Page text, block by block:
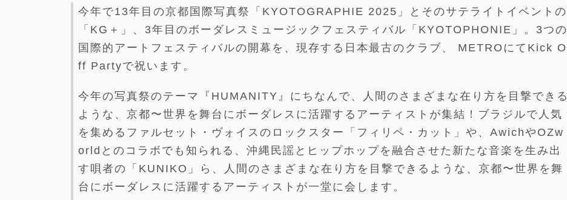
今年で13年目の京都国際写真祭「KYOTOGRAPHIE 2025」とそのサテライトイベントの
「KG＋」、3年目のボーダレスミュージックフェスティバル「KYOTOPHONIE」。3つの
国際的アートフェスティバルの開幕を、現存する日本最古のクラブ、 METROにてKick O
ff Partyで祝います。
今年の写真祭のテーマ『HUMANITY』にちなんで、人間のさまざまな在り方を目撃できる
ような、京都〜世界を舞台にボーダレスに活躍するアーティストが集結！ブラジルで人気
を集めるファルセット・ヴォイスのロックスター「フィリペ・カット」や、AwichやOZw
orldとのコラボでも知られる、沖縄民謡とヒップホップを融合させた新たな音楽を生み出
す唄者の「KUNIKO」ら、人間のさまざまな在り方を目撃できるような、京都〜世界を舞
台にボーダレスに活躍するアーティストが一堂に会します。